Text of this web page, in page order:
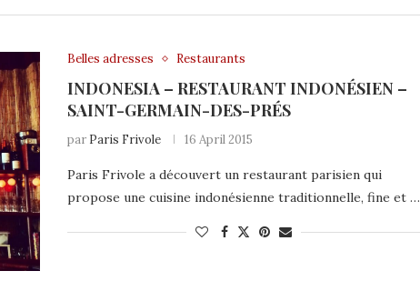
Belles adresses Restaurants
INDONESIA – RESTAURANT INDONÉSIEN –
SAINT-GERMAIN-DES-PRÉS
par Paris Frivole 16 April 2015
Paris Frivole a découvert un restaurant parisien qui
propose une cuisine indonésienne traditionnelle, fine et …